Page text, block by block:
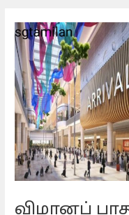
விமானப்